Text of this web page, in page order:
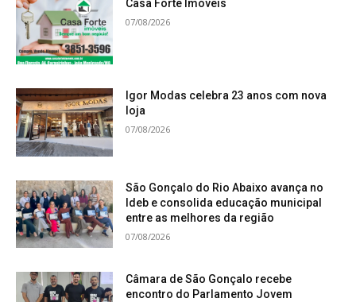
Casa Forte Imóveis
07/08/2026
Igor Modas celebra 23 anos com nova
loja
07/08/2026
São Gonçalo do Rio Abaixo avança no
Ideb e consolida educação municipal
entre as melhores da região
07/08/2026
Câmara de São Gonçalo recebe
encontro do Parlamento Jovem